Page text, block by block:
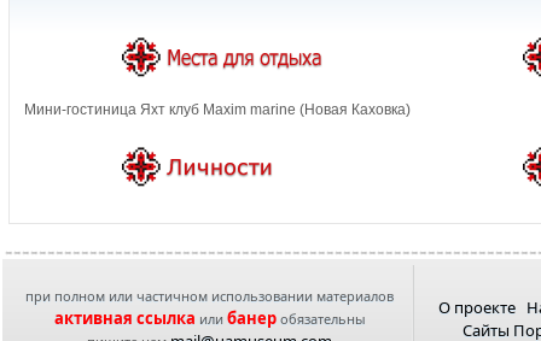
Мини-гостиница Яхт клуб Maxim marine (Новая Каховка)
при полном или частичном использовании материалов
активная ссылка или банеробязательны
О проекте
Сайты